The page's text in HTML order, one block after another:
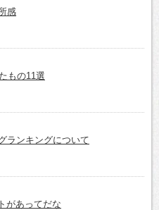
感
もの11選
ランキングについて
があってだな